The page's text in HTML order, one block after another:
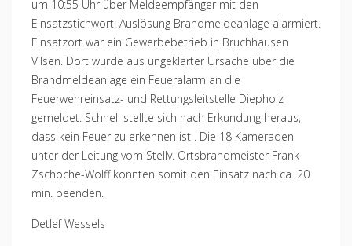
um 10:55 Uhr über Meldeempfänger mit den
Einsatzstichwort: Auslösung Brandmeldeanlage alarmiert.
Einsatzort war ein Gewerbebetrieb in Bruchhausen
Vilsen. Dort wurde aus ungeklärter Ursache über die
Brandmeldeanlage ein Feueralarm an die
Feuerwehreinsatz- und Rettungsleitstelle Diepholz
gemeldet. Schnell stellte sich nach Erkundung heraus,
dass kein Feuer zu erkennen ist . Die 18 Kameraden
unter der Leitung vom Stellv. Ortsbrandmeister Frank
Zschoche-Wolff konnten somit den Einsatz nach ca. 20
min. beenden.
Detlef Wessels